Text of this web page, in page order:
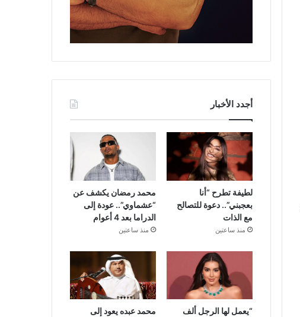
أجدد الأخبار
لطيفة تطرح “أنا
بعجبني”.. دعوة للتصالح
مع الذات
منذ ساعتين
محمد رمضان يكشف عن
“عشماوي”.. عودة إلى
الدراما بعد 4 أعوام
منذ ساعتين
“يعمل لها الرجل ألف
محمد عبده يعود إلى